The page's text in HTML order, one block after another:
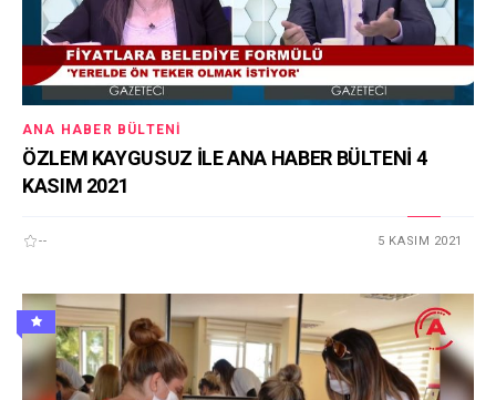
ANA HABER BÜLTENI
ÖZLEM KAYGUSUZ İLE ANA HABER BÜLTENİ 4
KASIM 2021
-- 5 KASIM 2021